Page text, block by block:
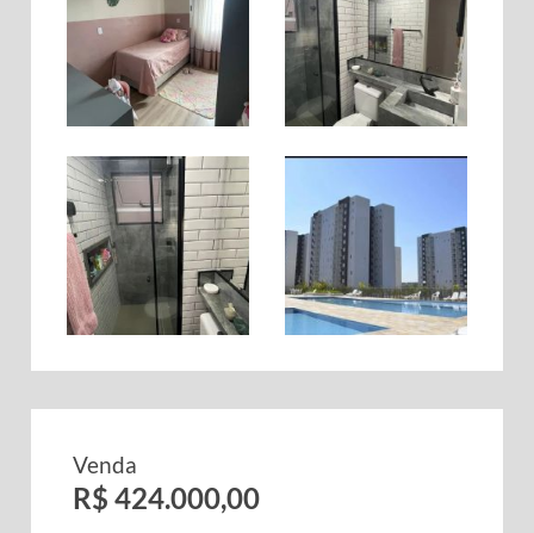
Venda
R$ 424.000,00